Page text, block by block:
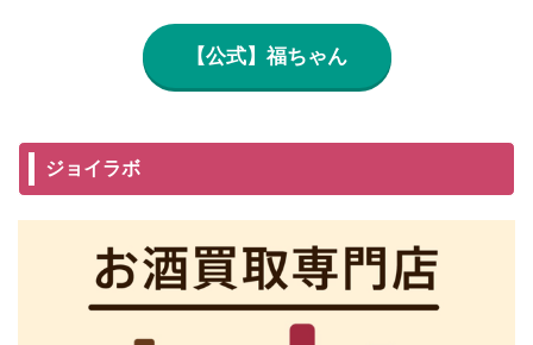
【公式】福ちゃん
ジョイラボ